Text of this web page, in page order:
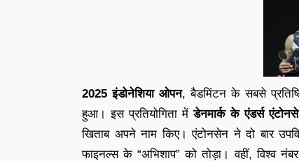
2025 इंडोनेशिया ओपन, बैडमिंटन के सबसे
हुआ। इस प्रतियोगिता मेंडेनमार्क के एंडर्स
खिताब अपने नाम किए। एंटोनसेन ने दो बार
फाइनल्स के “अभिशाप” को तोड़ा। वहीं, विश्व